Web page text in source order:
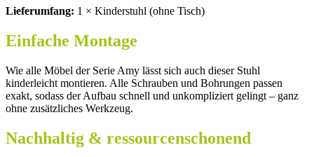
Lieferumfang: 1 × Kinderstuhl (ohne Tisch)
Einfache Montage
Wie alle Möbel der Serie Amy lässt sich auch dieser Stuhl
kinderleicht montieren. Alle Schrauben und Bohrungen passen
exakt, sodass der Aufbau schnell und unkompliziert gelingt – ganz
ohne zusätzliches Werkzeug.
Nachhaltig & ressourcenschonend